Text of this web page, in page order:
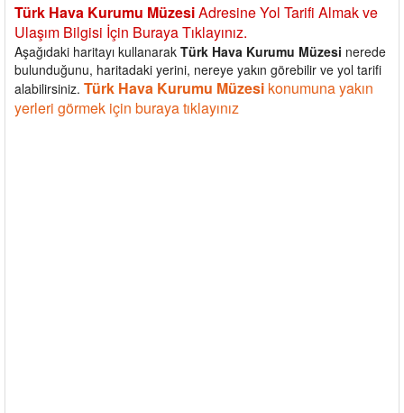
Türk Hava Kurumu MüzesiAdresine Yol Tarifi Almak ve
Ulaşım Bilgisi İçin Buraya Tıklayınız.
Aşağıdaki haritayı kullanarak Türk Hava Kurumu Müzesi nerede
bulunduğunu, haritadaki yerini, nereye yakın görebilir ve yol tarifi
alabilirsiniz. Türk Hava Kurumu Müzesi konumuna yakın
yerleri görmek için buraya tıklayınız